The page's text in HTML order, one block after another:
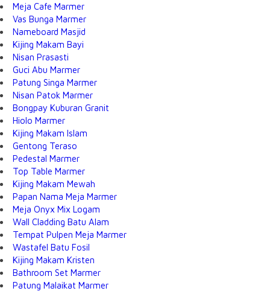
Meja Cafe Marmer
Vas Bunga Marmer
Nameboard Masjid
Kijing Makam Bayi
Nisan Prasasti
Guci Abu Marmer
Patung Singa Marmer
Nisan Patok Marmer
Bongpay Kuburan Granit
Hiolo Marmer
Kijing Makam Islam
Gentong Teraso
Pedestal Marmer
Top Table Marmer
Kijing Makam Mewah
Papan Nama Meja Marmer
Meja Onyx Mix Logam
Wall Cladding Batu Alam
Tempat Pulpen Meja Marmer
Wastafel Batu Fosil
Kijing Makam Kristen
Bathroom Set Marmer
Patung Malaikat Marmer